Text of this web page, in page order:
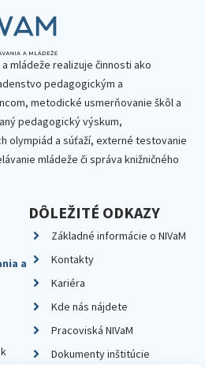
mládeže realizuje činnosti ako
pedagogickým a
metodické usmerňovanie škôl a
pedagogický výskum,
olympiád a súťaží, externé testovanie
mládeže či správa knižničného
a
DÔLEŽITÉ ODKAZY
Základné informácie o NIVaM
Kontakty
Kariéra
Kde nás nájdete
Pracoviská NIVaM
Dokumenty inštitúcie